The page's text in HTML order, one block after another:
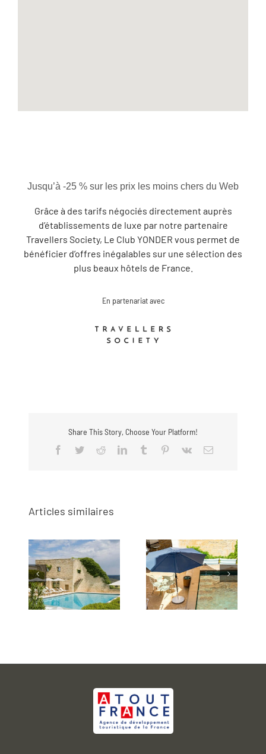
Jusqu’à -25 % sur les prix les moins chers du Web
Grâce à des tarifs négociés directement auprès
d’établissements de luxe par notre partenaire
Travellers Society, Le Club YONDER vous permet de
bénéficier d’offres inégalables sur une sélection des
plus beaux hôtels de France.
En partenariat avec
Share This Story, Choose Your Platform!
Facebook
TwitterRedditLinkedInTumblr Pinterest
Vk Email
Articles similaires